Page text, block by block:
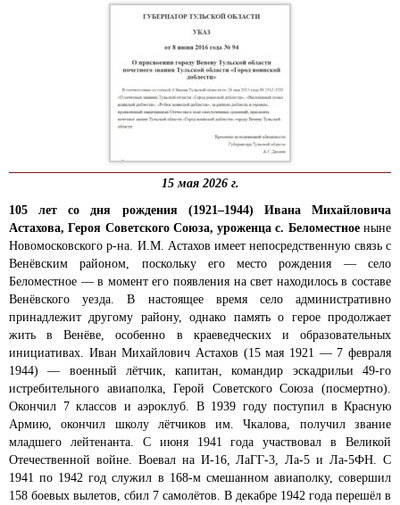
15 мая 2026 г.
105
лет со дня рождения (1921–1944) Ивана Михайловича
Астахова, Героя Советского Союза, уроженца с. Беломестноеныне
Новомосковского р-на. И.М. Астахов имеет непосредственную связь с
Венёвским районом, поскольку его место рождения — село
Беломестное — в момент его появления на свет находилось в составе
Венёвского уезда. В настоящее время село административно
принадлежит другому району, однако память о герое продолжает
жить в Венёве, особенно в краеведческих и образовательных
инициативах. Иван Михайлович Астахов (15 мая 1921 — 7 февраля
1944) — военный лётчик, капитан, командир эскадрильи 49-го
истребительного авиаполка, Герой Советского Союза (посмертно).
Окончил 7 классов и аэроклуб. В 1939 году поступил в Красную
Армию, окончил школу лётчиков им. Чкалова, получил звание
младшего лейтенанта. С июня 1941 года участвовал в Великой
Отечественной войне. Воевал на И-16, ЛаГГ-3, Ла-5 и Ла-5ФН. С
1941 по 1942 год служил в 168-м смешанном авиаполку, совершил
158 боевых вылетов, сбил 7 самолётов. В декабре 1942 года перешёл в